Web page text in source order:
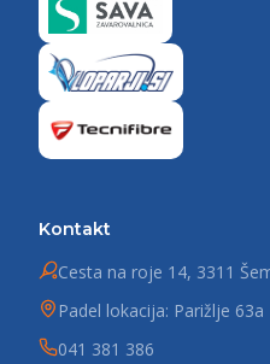
Kontakt
Cesta na roje 14, 3311
Padel lokacija: Parižlje 63a
041 381 386